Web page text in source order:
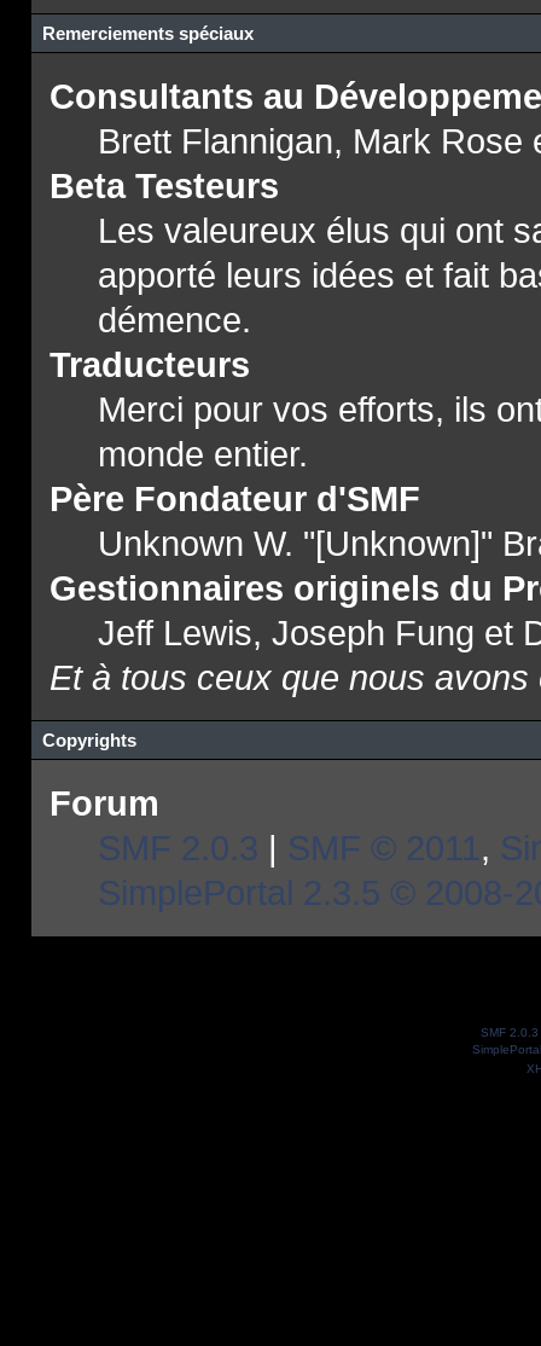
Remerciements spéciaux
Consultants au
Brett Flannigan, Mark
Beta Testeurs
Les valeureux élus qui ont
apporté leurs idées et fait
démence.
Traducteurs
Merci pour vos efforts, ils
monde entier.
Père Fondateur d'SMF
Unknown W. "[Unknown]"
Gestionnaires originels du
Jeff Lewis, Joseph Fung et
Et à tous ceux que nous
Copyrights
Forum
SMF 2.0.3 | SMF © 2011,
SimplePortal 2.3.5 © 2008-
SMF 2.0.3